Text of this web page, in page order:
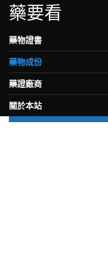
藥要看
藥物證書
藥物成份
藥證廠商
關於本站